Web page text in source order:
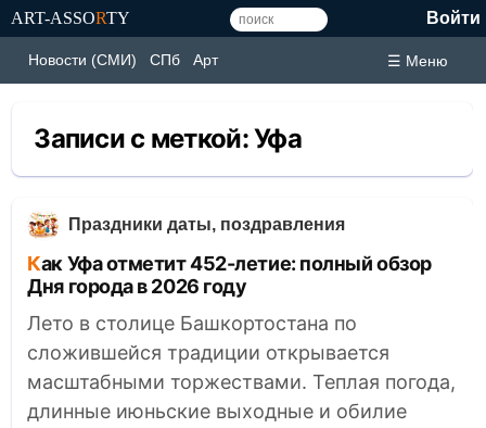
ART-ASSORTY Войти
Новости (СМИ) СПб Арт ☰ Меню
Записи с меткой:Уфа
Праздники даты, поздравления
Как Уфа отметит 452-летие: полный обзор
Дня города в 2026 году
Лето в столице Башкортостана по
сложившейся традиции открывается
масштабными торжествами. Теплая погода,
длинные июньские выходные и обилие